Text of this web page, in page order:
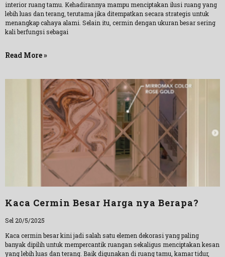
interior ruang tamu. Kehadirannya mampu menciptakan ilusi ruang yang
lebih luas dan terang, terutama jika ditempatkan secara strategis untuk
menangkap cahaya alami. Selain itu, cermin dengan ukuran besar sering
kali berfungsi sebagai
Read More »
Kaca Cermin Besar Harga nya Berapa?
Sel 20/5/2025
Kaca cermin besar kini jadi salah satu elemen dekorasi yang paling
banyak dipilih untuk mempercantik ruangan sekaligus menciptakan kesan
yang lebih luas dan terang. Baik digunakan di ruang tamu, kamar tidur,